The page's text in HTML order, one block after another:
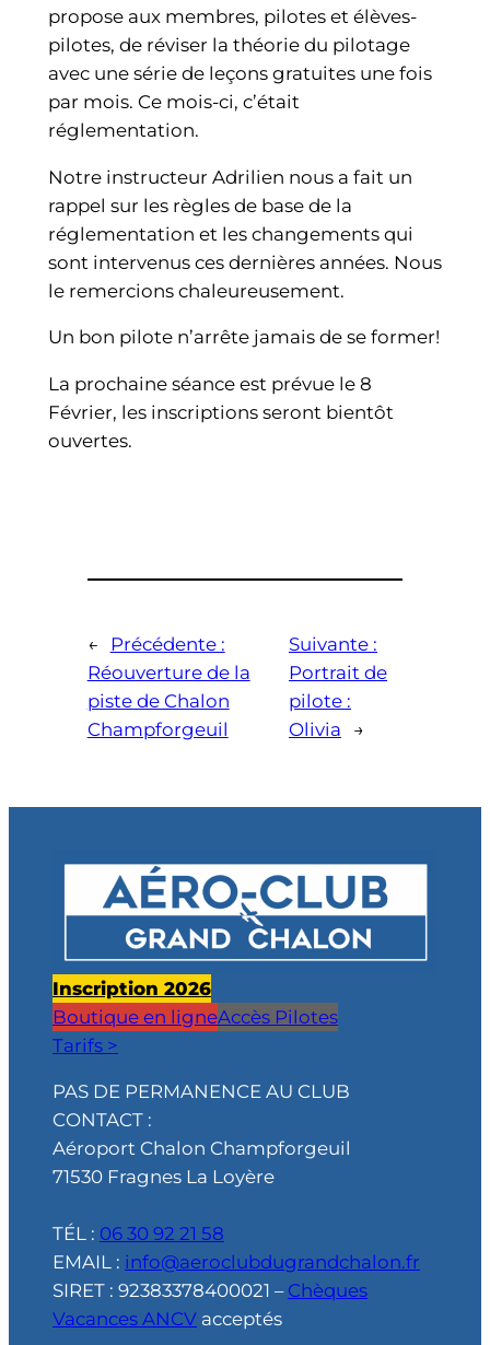
propose aux membres, pilotes et élèves-
pilotes, de réviser la théorie du pilotage
avec une série de leçons gratuites une fois
par mois. Ce mois-ci, c’était
réglementation.
Notre instructeur Adrilien nous a fait un
rappel sur les règles de base de la
réglementation et les changements qui
sont intervenus ces dernières années. Nous
le remercions chaleureusement.
Un bon pilote n’arrête jamais de se former!
La prochaine séance est prévue le 8
Février, les inscriptions seront bientôt
ouvertes.
←
Précédente :
Réouverture de la
piste de Chalon
Champforgeuil
Suivante :
Portrait de
pilote :
Olivia
→
Inscription 2026
Boutique en ligneAccès Pilotes
Tarifs >
PAS DE PERMANENCE AU CLUB
CONTACT :
Aéroport Chalon Champforgeuil
71530 Fragnes La Loyère
TÉL : 06 30 92 21 58
EMAIL : info@aeroclubdugrandchalon.fr
SIRET : 92383378400021 – Chèques
Vacances ANCV acceptés